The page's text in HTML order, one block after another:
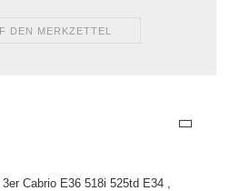
DEN MERKZETTEL
Cabrio E36 518i 525td E34 ,